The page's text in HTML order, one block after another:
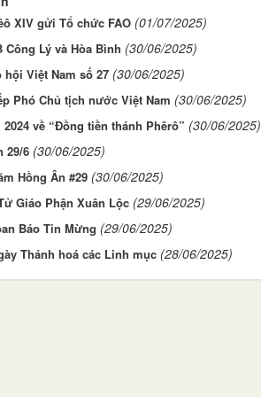
XIV gửi Tổ chức FAO (01/07/2025)
Công Lý và Hòa Bình (30/06/2025)
Việt Nam số 27 (30/06/2025)
Phó Chủ tịch nước Việt Nam (30/06/2025)
về “Đồng tiền thánh Phêrô” (30/06/2025)
29/6 (30/06/2025)
Hồng Ân #29 (30/06/2025)
Giáo Phận Xuân Lộc (29/06/2025)
Báo Tin Mừng (29/06/2025)
Thánh hoá các Linh mục (28/06/2025)